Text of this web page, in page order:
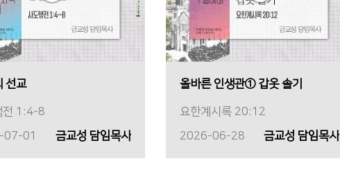
선교
전 1:4-8
01
금교성 담임목사
올바른 인생관① 갑옷 솔기
요한계시록 20:12
2026-06-28
금교성 담임목사